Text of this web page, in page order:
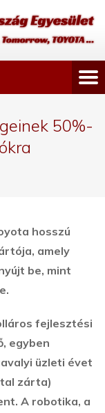
50%-
hosszú
amely
be, mint
fejlesztési
egyben
üzleti évet
zárta)
A robotika, a